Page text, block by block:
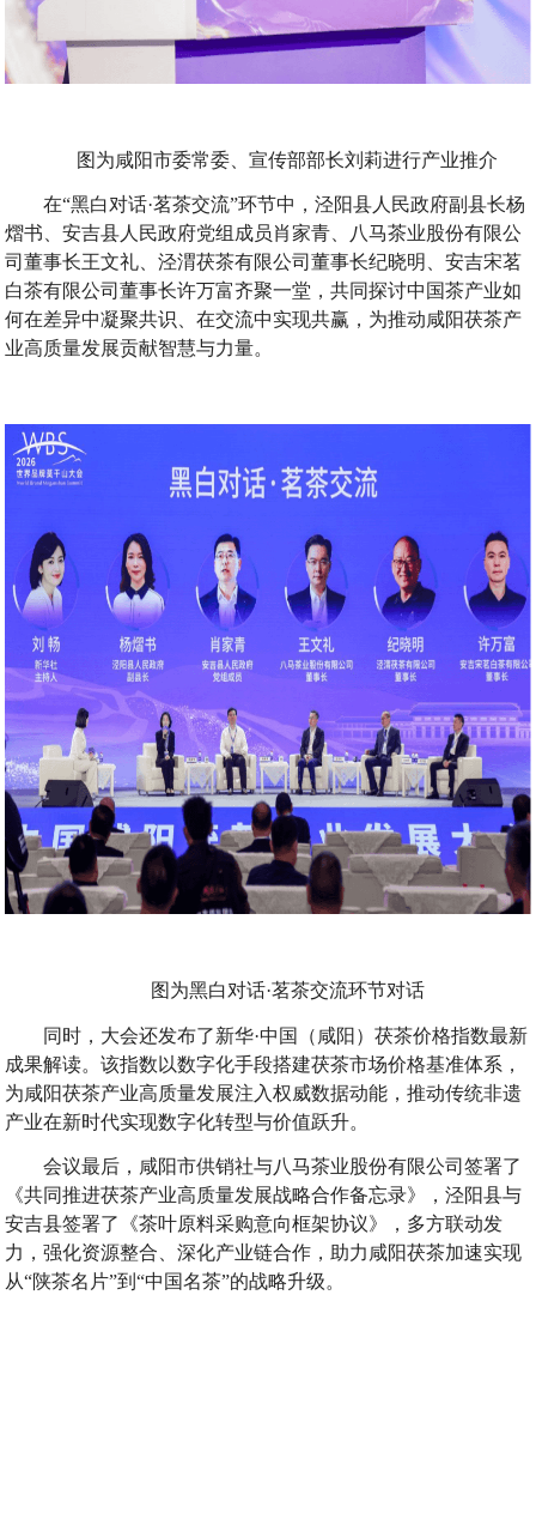
图为咸阳市委常委、宣传部部长刘莉进行产业推介
在“黑白对话·茗茶交流”环节中，泾阳县人民政府副县长杨
熠书、安吉县人民政府党组成员肖家青、八马茶业股份有限公
司董事长王文礼、泾渭茯茶有限公司董事长纪晓明、安吉宋茗
白茶有限公司董事长许万富齐聚一堂，共同探讨中国茶产业如
何在差异中凝聚共识、在交流中实现共赢，为推动咸阳茯茶产
业高质量发展贡献智慧与力量。
图为黑白对话·茗茶交流环节对话
同时，大会还发布了新华·中国（咸阳）茯茶价格指数最新
成果解读。该指数以数字化手段搭建茯茶市场价格基准体系，
为咸阳茯茶产业高质量发展注入权威数据动能，推动传统非遗
产业在新时代实现数字化转型与价值跃升。
会议最后，咸阳市供销社与八马茶业股份有限公司签署了
《共同推进茯茶产业高质量发展战略合作备忘录》，泾阳县与
安吉县签署了《茶叶原料采购意向框架协议》，多方联动发
力，强化资源整合、深化产业链合作，助力咸阳茯茶加速实现
从“陕茶名片”到“中国名茶”的战略升级。